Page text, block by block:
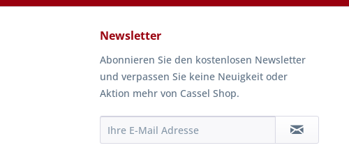
Newsletter
Abonnieren Sie den kostenlosen Newsletter
und verpassen Sie keine Neuigkeit oder
Aktion mehr von Cassel Shop.